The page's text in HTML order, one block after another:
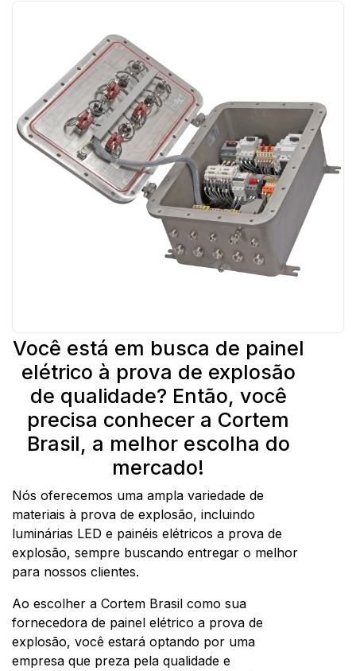
Você está em busca de painel
elétrico à prova de explosão
de qualidade? Então, você
precisa conhecer a Cortem
Brasil, a melhor escolha do
mercado!
Nós oferecemos uma ampla variedade de
materiais à prova de explosão, incluindo
luminárias LED e painéis elétricos a prova de
explosão, sempre buscando entregar o melhor
para nossos clientes.
Ao escolher a Cortem Brasil como sua
fornecedora de painel elétrico a prova de
explosão, você estará optando por uma
empresa que preza pela qualidade e